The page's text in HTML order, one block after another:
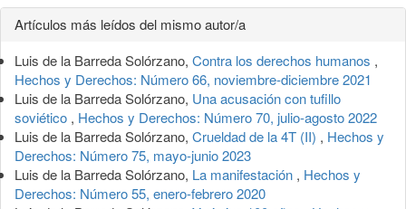
Detalles
del
artículo
Artículos más leídos del mismo autor/a
Luis de la Barreda Solórzano, Contra los derechos humanos ,
Hechos y Derechos: Número 66, noviembre-diciembre 2021
Luis de la Barreda Solórzano, Una acusación con tufillo
soviético , Hechos y Derechos: Número 70, julio-agosto 2022
Luis de la Barreda Solórzano, Crueldad de la 4T (II) , Hechos y
Derechos: Número 75, mayo-junio 2023
Luis de la Barreda Solórzano, La manifestación , Hechos y
Derechos: Número 55, enero-febrero 2020